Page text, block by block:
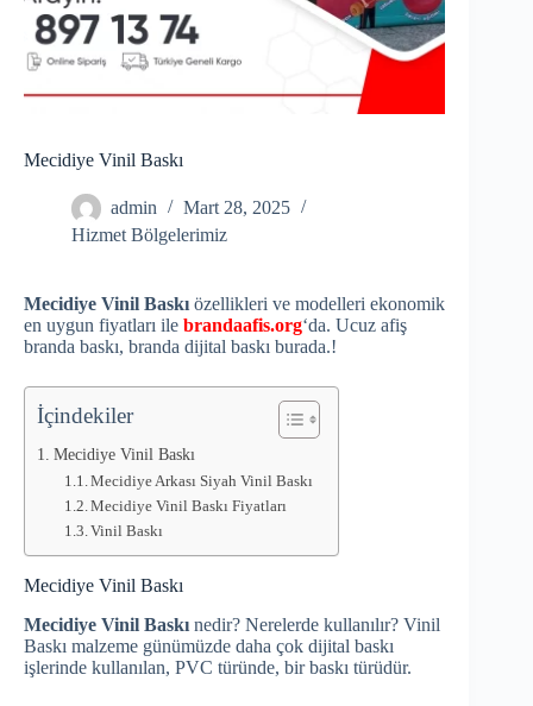
Mecidiye Vinil Baskı
admin
Mart 28, 2025
Hizmet Bölgelerimiz
Mecidiye Vinil Baskı özellikleri ve modelleri ekonomik
en uygun fiyatları ile brandaafis.org‘da. Ucuz afiş
branda baskı, branda dijital baskı burada.!
İçindekiler
Mecidiye Vinil Baskı
Mecidiye Arkası Siyah Vinil Baskı
Mecidiye Vinil Baskı Fiyatları
Vinil Baskı
Mecidiye Vinil Baskı
Mecidiye Vinil Baskı nedir? Nerelerde kullanılır? Vinil
Baskı malzeme günümüzde daha çok dijital baskı
işlerinde kullanılan, PVC türünde, bir baskı türüdür.